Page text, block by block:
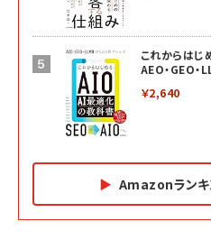
これからは
AEO・GEO
￥2,640
Amazonランキ